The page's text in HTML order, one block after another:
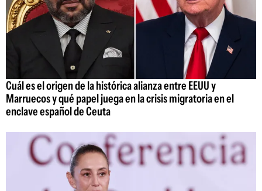
Cuál es el origen de la histórica alianza entre EEUU y
Marruecos y qué papel juega en la crisis migratoria en el
enclave español de Ceuta